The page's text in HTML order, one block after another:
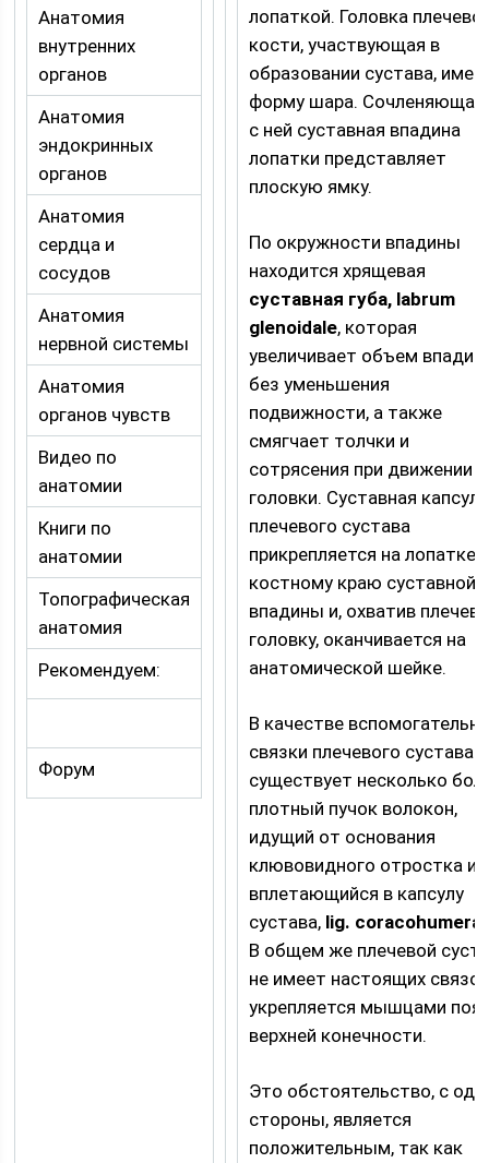
Анатомия
внутренних
органов
Анатомия
эндокринных
органов
Анатомия
сердца и
сосудов
Анатомия
нервной системы
Анатомия
органов чувств
Видео по
анатомии
Книги по
анатомии
Топографическая
анатомия
Рекомендуем:
Форум
лопаткой. Головка
кости, участвующая в
образовании сустава,
форму шара.
с ней суставная впадина
лопатки представляет
плоскую ямку.
По окружности впадины
находится хрящевая
суставная губа, labrum
glenoidale, которая
увеличивает объем
без уменьшения
подвижности, а также
смягчает толчки и
сотрясения при движении
головки. Суставная капсула
плечевого сустава
прикрепляется на лопатке
костному краю суставной
впадины и, охватив
головку, оканчивается на
анатомической шейке.
В качестве
связки плечевого сустава
существует несколько
плотный пучок волокон,
идущий от основания
клювовидного отростка и
вплетающийся в капсулу
сустава, lig.
В общем же плечевой
не имеет настоящих
укрепляется мышцами
верхней конечности.
Это обстоятельство, с
стороны, является
положительным, так как